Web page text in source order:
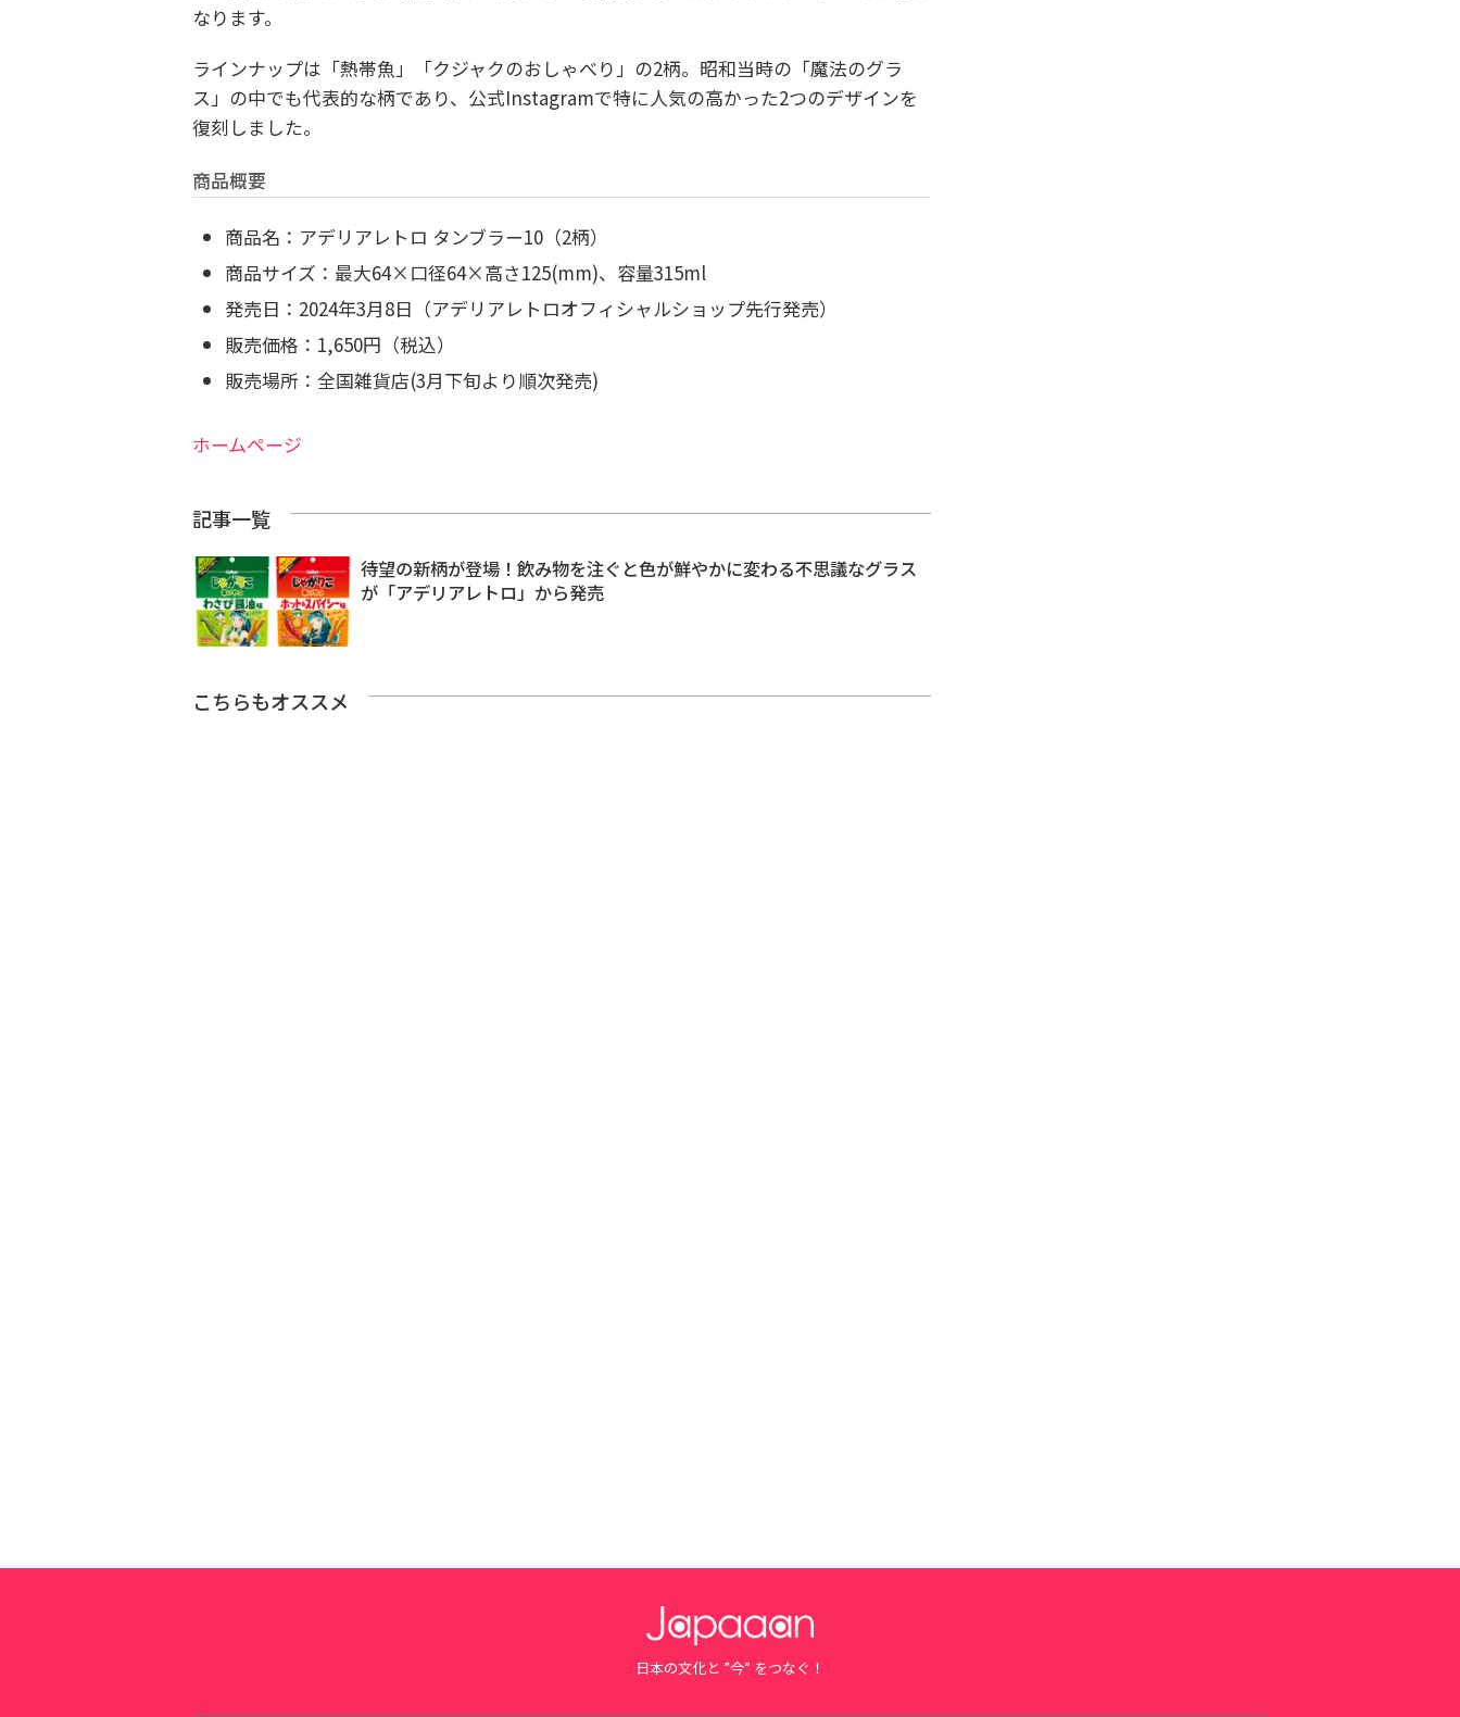
なります。
ラインナップは「熱帯魚」「クジャクのおしゃべり」の2柄。昭和当時の「魔法のグラ
ス」の中でも代表的な柄であり、公式Instagramで特に人気の高かった2つのデザインを
復刻しました。
商品概要
商品名：アデリアレトロ タンブラー10（2柄）
商品サイズ：最大64×口径64×高さ125(mm)、容量315ml
発売日：2024年3月8日（アデリアレトロオフィシャルショップ先行発売）
販売価格：1,650円（税込）
販売場所：全国雑貨店(3月下旬より順次発売)
ホームページ
記事一覧
待望の新柄が登場！飲み物を注ぐと色が鮮やかに変わる不思議なグラス
が「アデリアレトロ」から発売
こちらもオススメ
日本の文化と ”今” をつなぐ！